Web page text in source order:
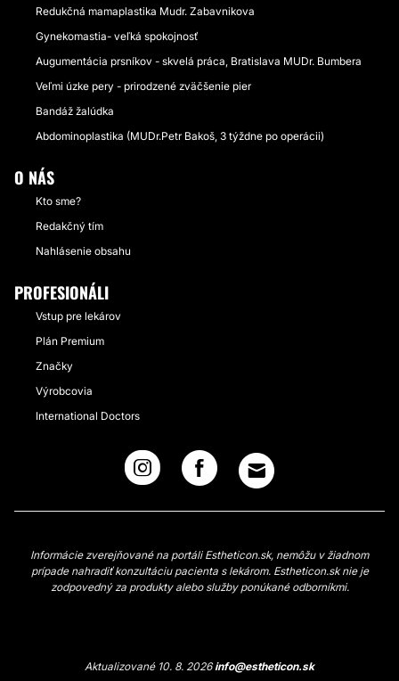
Redukčná mamaplastika Mudr. Zabavnikova
Gynekomastia- veľká spokojnosť
Augumentácia prsníkov - skvelá práca, Bratislava MUDr. Bumbera
Veľmi úzke pery - prirodzené zväčšenie pier
Bandáž žalúdka
Abdominoplastika (MUDr.Petr Bakoš, 3 týždne po operácii)
O NÁS
Kto sme?
Redakčný tím
Nahlásenie obsahu
PROFESIONÁLI
Vstup pre lekárov
Plán Premium
Značky
Výrobcovia
International Doctors
Informácie zverejňované na portáli Estheticon.sk, nemôžu v žiadnom
prípade nahradiť konzultáciu pacienta s lekárom. Estheticon.sk nie je
zodpovedný za produkty alebo služby ponúkané odborníkmi.
Aktualizované 10. 8. 2026info@estheticon.sk